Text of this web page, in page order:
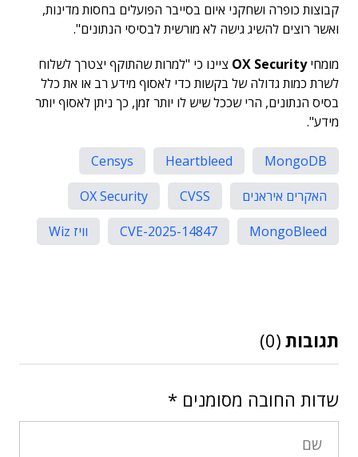
קבוצות כופרה ושחקני איום בסייבר הפועלים בחסות מדינות,
ואשר רוצים להשיג גישה לא מורשית לבסיסי הנתונים".
מומחיOX Security ציינו כי "למרות שהתוקף יצטרך לשלוח
לשרת כמות גדולה של בקשות כדי לאסוף מידע רב או את כלל
בסיס הנתונים, הרי שככל שיש לו יותר זמן, כך ניתן לאסוף יותר
מידע".
MongoDB
Heartbleed
Censys
האקרים איראנים
CVSS
OX Security
MongoBleed
CVE-2025-14847 וויז Wiz
תגובות (0)
שדות החובה מסומנים *